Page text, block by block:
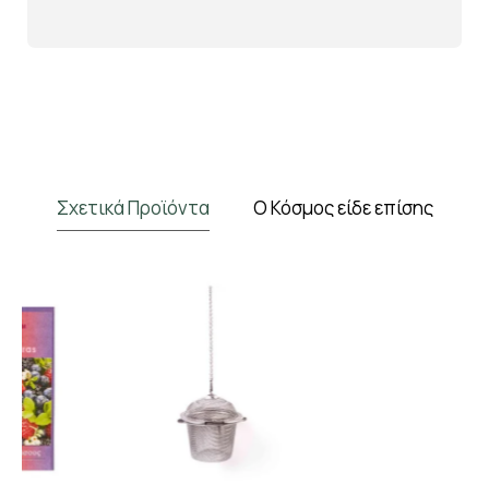
Σχετικά Προϊόντα Ο Κόσμος είδε επίσης